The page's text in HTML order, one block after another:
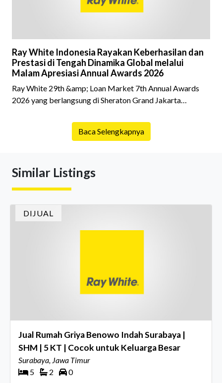
Ray White Indonesia Rayakan Keberhasilan dan
Prestasi di Tengah Dinamika Global melalui
Malam Apresiasi Annual Awards 2026
Ray White 29th &amp; Loan Market 7th Annual Awards
2026 yang berlangsung di Sheraton Grand Jakarta
istimewa bagi para pelaku industri properti dan keuangan.
Lebih dari 400 marketing executives dan principals
menghidupkan suasana, acara ini dihadiri oleh Country
Baca Selengkapnya
Similar Listings
DIJUAL
Jual Rumah Griya Benowo Indah Surabaya |
SHM | 5 KT | Cocok untuk Keluarga Besar
Surabaya, Jawa Timur
5
2 0